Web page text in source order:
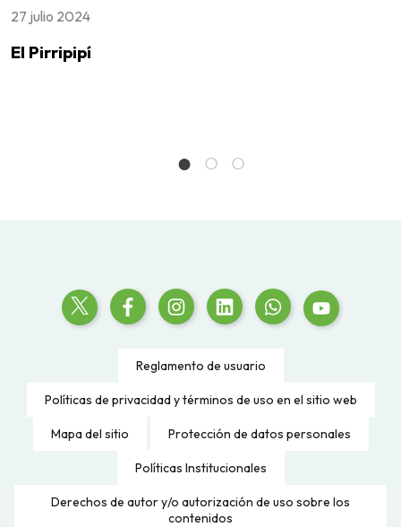
27 julio 2024
El Pirripipí
Reglamento de usuario
Políticas de privacidad y términos de uso en el sitio web
Mapa del sitio Protección de datos personales
Políticas Institucionales
Derechos de autor y/o autorización de uso sobre los
contenidos